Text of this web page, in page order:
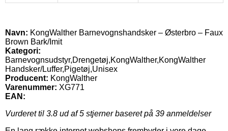
Navn: KongWalther Barnevognshandsker – Østerbro – Faux
Brown Bark/Imit
Kategori:
Barnevognsudstyr,Drengetøj,KongWalther,KongWalther
Handsker/Luffer,Pigetøj,Unisex
Producent: KongWalther
Varenummer: XG771
EAN:
Vurderet til 3.8 ud af 5 stjerner baseret på 39 anmeldelser